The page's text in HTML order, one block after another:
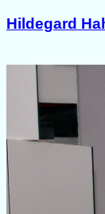
Hildegard